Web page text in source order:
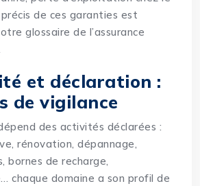
de ces garanties est
glossaire de l’assurance
et déclaration :
de vigilance
des activités déclarées :
rénovation, dépannage,
bornes de recharge,
chaque domaine a son profil de